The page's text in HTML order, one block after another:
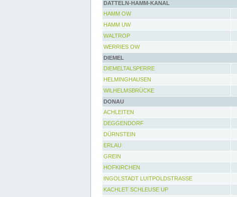
DATTELN-HAMM-KANAL
HAMM OW
HAMM UW
WALTROP
WERRIES OW
DIEMEL
DIEMELTALSPERRE
HELMINGHAUSEN
WILHELMSBRÜCKE
DONAU
ACHLEITEN
DEGGENDORF
DÜRNSTEIN
ERLAU
GREIN
HOFKIRCHEN
INGOLSTADT LUITPOLDSTRASSE
KACHLET SCHLEUSE UP